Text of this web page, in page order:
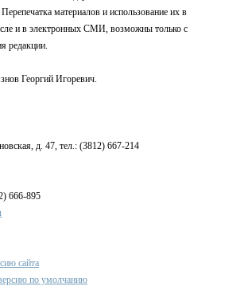
материалов и использование их в
и в электронных СМИ, возможны только с
редакции.
Георгий Игоревич.
д. 47, тел.: (3812) 667-214
666-895
сайта
по умолчанию